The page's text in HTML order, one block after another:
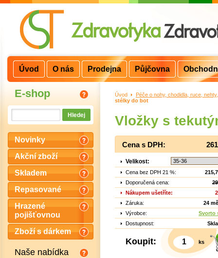
E-shop
Novinky
Akční zboží
Skladem
Repasované
Hrazené
pojišťovnou
Zboží s dárkem
Naše nabídka
Úvod >
Péče o nohy, chodidla, ruce,
stélky do bot
Vložky s
Cena s DPH:
Velikost:
Cena bez DPH 21 %:
Doporučená cena:
Nákupem ušetříte:
Záruka:
24
Výrobce:
Svorto
Dostupnost:
Koupit: ks
Úvod O nás Prodejna Půjčovna